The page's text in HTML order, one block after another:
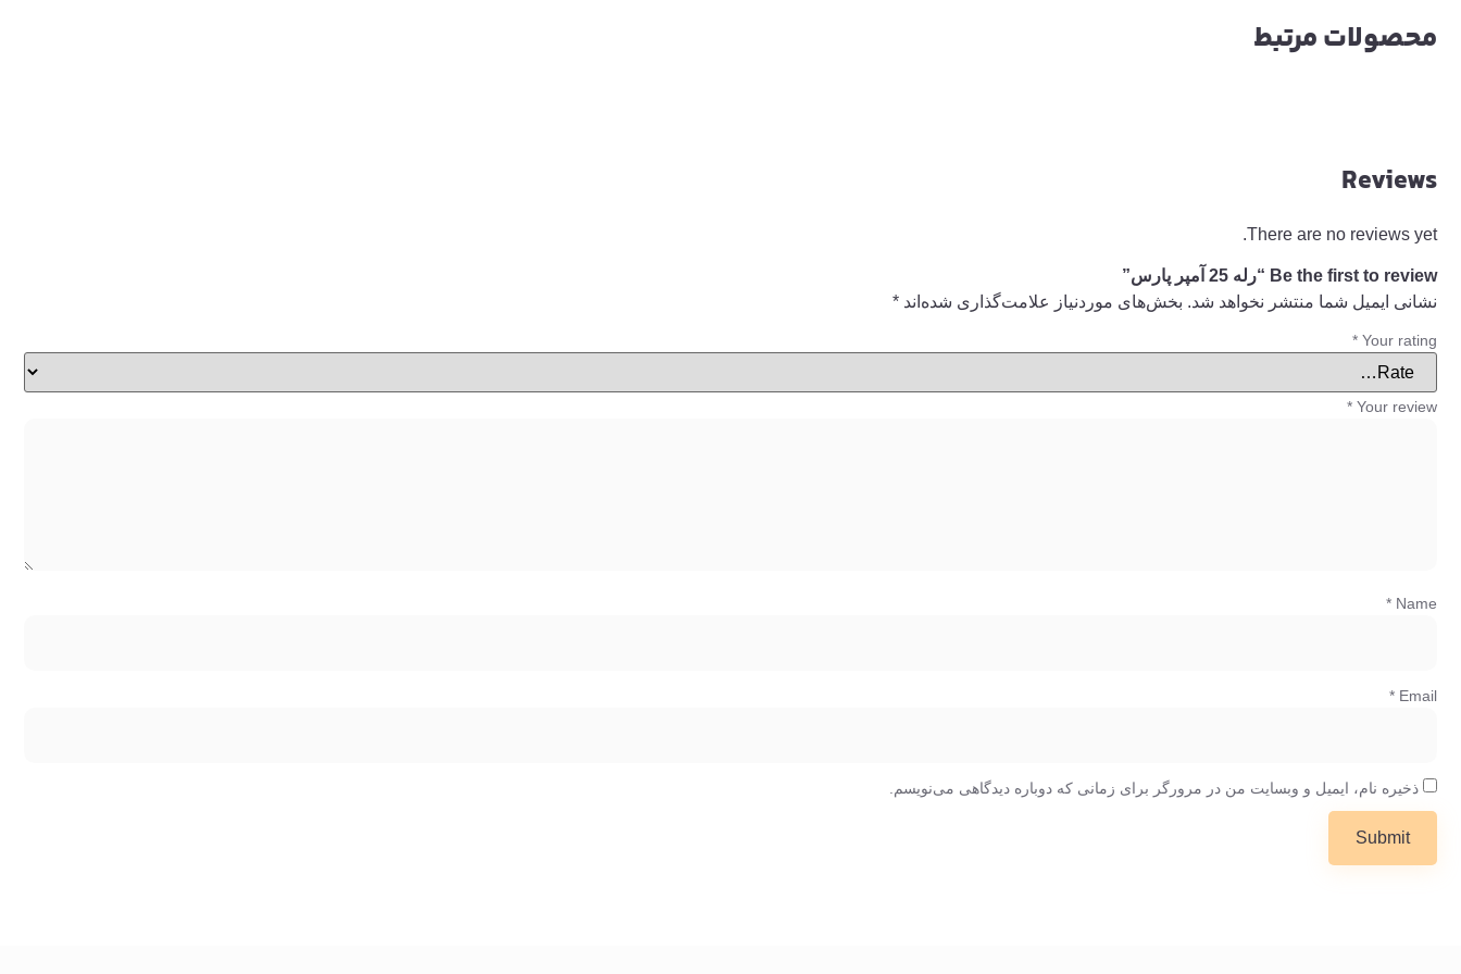
محصولات مرتبط
Reviews
There are no reviews yet.
Be the first to review “رله 25 آمپر پارس”
نشانی ایمیل شما منتشر نخواهد شد. بخش‌های موردنیاز علامت‌گذاری شده‌اند *
Your rating
*
Your review
*
Name
*
Email
*
ذخیره نام، ایمیل و وبسایت من در مرورگر برای زمانی که دوباره دیدگاهی می‌نویسم.